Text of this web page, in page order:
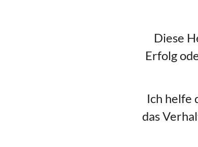
Diese
Erfolg
Ich helfe
das